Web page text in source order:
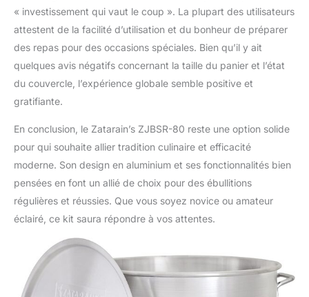
« investissement qui vaut le coup ». La plupart des utilisateurs
attestent de la facilité d’utilisation et du bonheur de préparer
des repas pour des occasions spéciales. Bien qu’il y ait
quelques avis négatifs concernant la taille du panier et l’état
du couvercle, l’expérience globale semble positive et
gratifiante.
En conclusion, le Zatarain’s ZJBSR-80 reste une option solide
pour qui souhaite allier tradition culinaire et efficacité
moderne. Son design en aluminium et ses fonctionnalités bien
pensées en font un allié de choix pour des ébullitions
régulières et réussies. Que vous soyez novice ou amateur
éclairé, ce kit saura répondre à vos attentes.